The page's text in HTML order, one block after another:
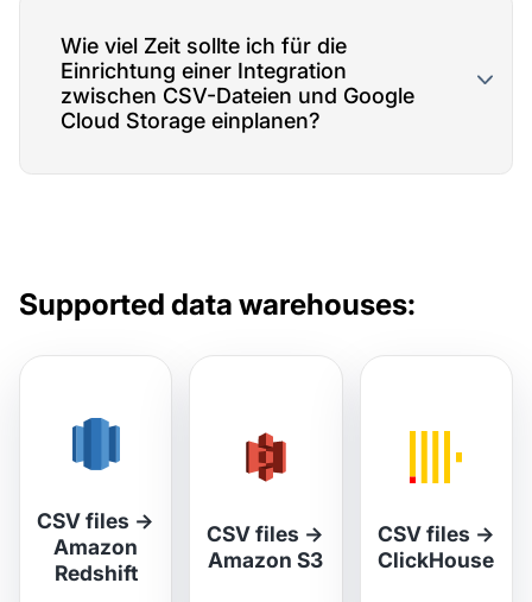
Wie viel Zeit sollte ich für die
Einrichtung einer Integration
zwischen CSV-Dateien und Google
Cloud Storage einplanen?
Supported data warehouses:
CSV files →
Amazon
Redshift
CSV files →
Amazon S3
CSV files →
ClickHouse